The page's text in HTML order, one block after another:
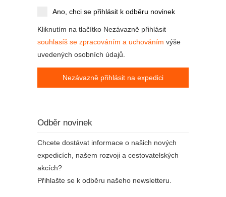
Ano, chci se přihlásit k odběru novinek
Kliknutím na tlačítko Nezávazně přihlásit
souhlasíš se zpracováním a uchováním výše
uvedených osobních údajů.
Nezávazně přihlásit na expedici
Odběr novinek
Chcete dostávat informace o našich nových
expedicích, našem rozvoji a cestovatelských
akcích?
Přihlašte se k odběru našeho newsletteru.